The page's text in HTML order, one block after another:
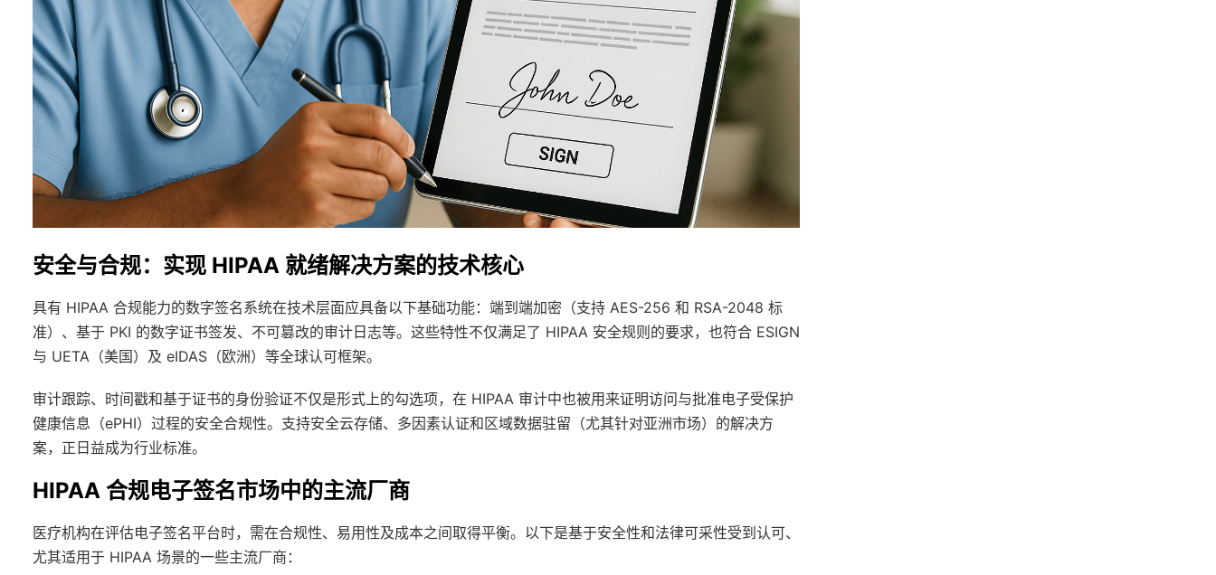
安全与合规：实现 HIPAA 就绪解决方案的技术核心
具有 HIPAA 合规能力的数字签名系统在技术层面应具备以下基础功能：端到端加密（支持 AES-256 和 RSA-2048 标
准）、基于 PKI 的数字证书签发、不可篡改的审计日志等。这些特性不仅满足了 HIPAA 安全规则的要求，也符合 ESIGN
与 UETA（美国）及 eIDAS（欧洲）等全球认可框架。
审计跟踪、时间戳和基于证书的身份验证不仅是形式上的勾选项，在 HIPAA 审计中也被用来证明访问与批准电子受保护
健康信息（ePHI）过程的安全合规性。支持安全云存储、多因素认证和区域数据驻留（尤其针对亚洲市场）的解决方
案，正日益成为行业标准。
HIPAA 合规电子签名市场中的主流厂商
医疗机构在评估电子签名平台时，需在合规性、易用性及成本之间取得平衡。以下是基于安全性和法律可采性受到认可、
尤其适用于 HIPAA 场景的一些主流厂商：